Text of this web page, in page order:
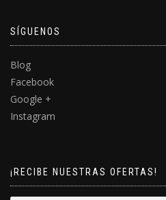
SÍGUENOS
Blog
Facebook
Google +
Instagram
¡RECIBE NUESTRAS OFERTAS!